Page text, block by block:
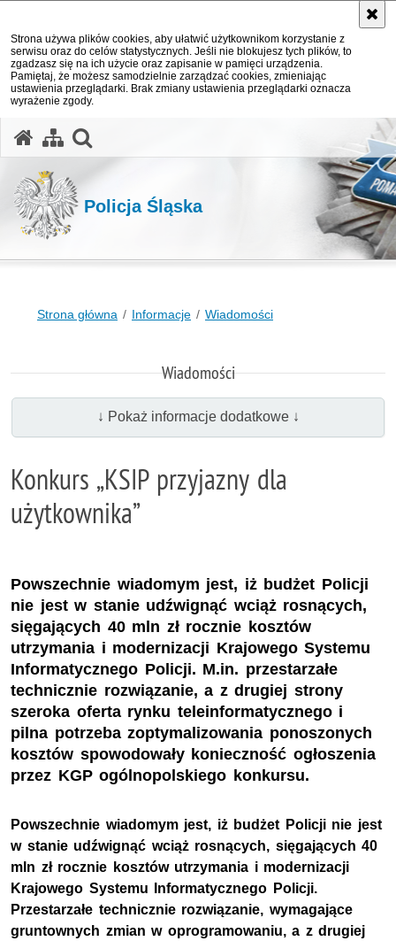
Strona używa plików cookies, aby ułatwić użytkownikom korzystanie z
serwisu oraz do celów statystycznych. Jeśli nie blokujesz tych plików, to
zgadzasz się na ich użycie oraz zapisanie w pamięci urządzenia.
Pamiętaj, że możesz samodzielnie zarządzać cookies, zmieniając
ustawienia przeglądarki. Brak zmiany ustawienia przeglądarki oznacza
wyrażenie zgody.
Policja Śląska
Strona główna Informacje Wiadomości
Wiadomości
↓ Pokaż informacje dodatkowe ↓
Konkurs „KSIP przyjazny dla
użytkownika”
Powszechnie wiadomym jest, iż budżet Policji
nie jest w stanie udźwignąć wciąż rosnących,
sięgających 40 mln zł rocznie kosztów
utrzymania i modernizacji Krajowego Systemu
Informatycznego Policji. M.in. przestarzałe
technicznie rozwiązanie, a z drugiej strony
szeroka oferta rynku teleinformatycznego i
pilna potrzeba zoptymalizowania ponoszonych
kosztów spowodowały konieczność ogłoszenia
przez KGP ogólnopolskiego konkursu.
Powszechnie wiadomym jest, iż budżet Policji nie jest
w stanie udźwignąć wciąż rosnących, sięgających 40
mln zł rocznie kosztów utrzymania i modernizacji
Krajowego Systemu Informatycznego Policji.
Przestarzałe technicznie rozwiązanie, wymagające
gruntownych zmian w oprogramowaniu, a z drugiej